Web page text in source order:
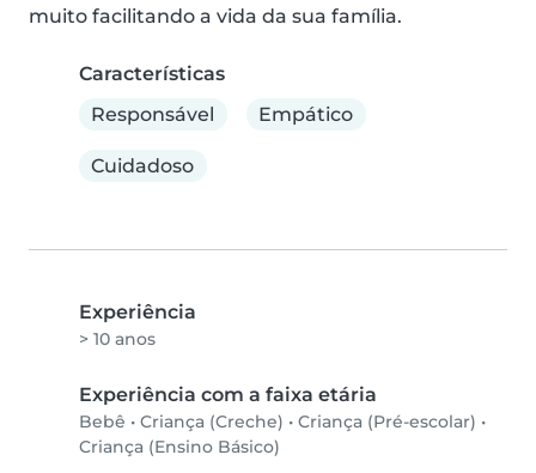
muito facilitando a vida da sua família.
Características
Responsável
Empático
Cuidadoso
Experiência
> 10 anos
Experiência com a faixa etária
Bebê • Criança (Creche) • Criança (Pré-escolar) •
Criança (Ensino Básico)